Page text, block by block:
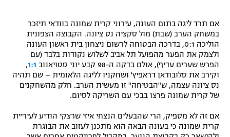
תקנון עבור פעילות ספורט 1 – "מרלן"
גיימינג E-Sports
תנאי שימוש
מדיניות פרטיות
תקנון פעילות ספורט 1
בייסבול MLB
ספורט אתגרי ואקסטרים
אומנויות לחימה
גיימינג E-Sports
אם תרד ליגה בתום העונה, עירוני קרית שמונה בוודאי תיזכר
במשחק הערב (שבת) מול סקציה נס ציונה. הקבוצה הצפונית
הוליכה 0:1, בדרכה הבטוחה לרשום ניצחון בית ראשון העונה
ולצמק את הפער מהפועל תל אביב לשלוש נקודות בלבד (עם
הפרש שערים עדיף), אולם בדקה ה-98 קבע יוני סטויאנוב
1:1
,
וקירב את סלובודאן דראפיץ' ושחקניו לליגה הלאומית – שם תהיה
נס ציונה עצמה, ש"הבטיחה" זו מעשית הערב. חלק מהשחקנים
של קרית שמונה פרצו בבכי עם השריקה לסיום.
אם זה לא מספיק, הרי שהבעלים הנצחי איזי שרצקי הודיע לעיריית
קרית שמונה כי בעונה הבאה הוא מתכנן לעזוב את הבוגרת